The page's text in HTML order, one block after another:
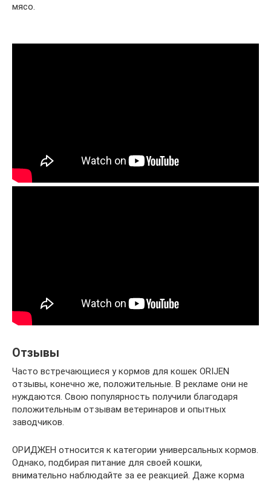
мясо.
Отзывы
Часто встречающиеся у кормов для кошек ORIJEN
отзывы, конечно же, положительные. В рекламе они не
нуждаются. Свою популярность получили благодаря
положительным отзывам ветеринаров и опытных
заводчиков.
ОРИДЖЕН относится к категории универсальных кормов.
Однако, подбирая питание для своей кошки,
внимательно наблюдайте за ее реакцией. Даже корма